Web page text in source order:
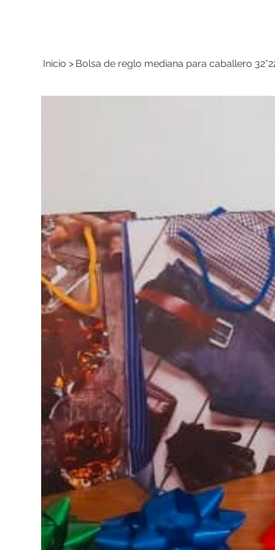
Inicio > Bolsa de reglo mediana para caballero